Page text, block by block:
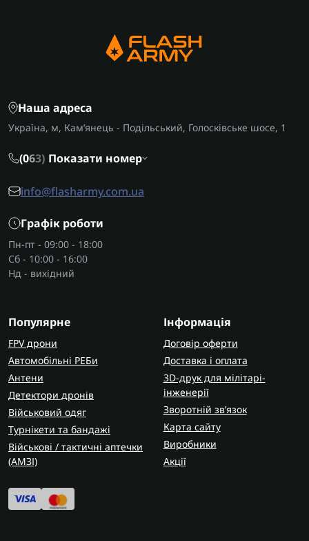
Наша адреса
Україна, м, Кам’янець - Подільський, Голосківське шосе, 1
(063) Показати номер
info@flasharmy.com.ua
Графік роботи
Пн-пт - 09:00 - 18:00
Сб - 10:00 - 16:00
Нд - вихідний
Популярне
FPV дрони
Автомобільні РЕБи
Антени
Детектори дронів
Військовий одяг
Турнікети та бандажі
Військові / тактичні аптечки
(AMЗІ)
Інформація
Договір оферти
Доставка і оплата
3D-друк для мілітарі-
інженерії
Зворотній зв’язок
Карта сайту
Виробники
Акції